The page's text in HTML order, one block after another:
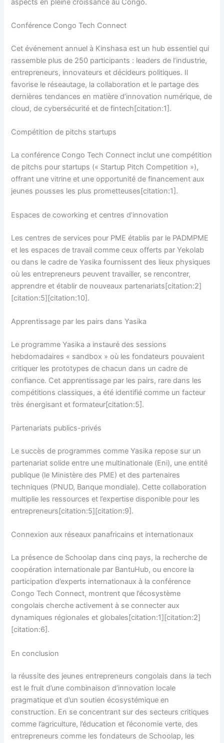
aspects en pleine croissance au Congo.
Conférence Congo Tech Connect
Cet événement annuel à Kinshasa est un hub essentiel qui
rassemble plus de 250 participants : leaders de l’industrie,
entrepreneurs, innovateurs et décideurs politiques. Il
favorise le réseautage, la collaboration et le partage des
dernières tendances en matière d’innovation numérique, de
cloud, de cybersécurité et de fintech[citation:1].
Compétition de pitchs startups
La conférence Congo Tech Connect inclut une compétition
de pitchs pour startups (« Startup Pitch Competition »),
offrant une vitrine et une opportunité de financement aux
jeunes pousses les plus prometteuses[citation:1].
Espaces de coworking et centres d’innovation
Les centres de services pour PME établis par le PADMPME
et les espaces de travail comme ceux offerts par Yekolab
ou dans le cadre de Yasika fournissent des lieux physiques
où les entrepreneurs peuvent travailler, se rencontrer,
apprendre et établir de nouveaux partenariats[citation:2]
[citation:5][citation:10].
Apprentissage par les pairs dans Yasika
Le programme Yasika a instauré des sessions
hebdomadaires « sandbox » où les fondateurs pouvaient
critiquer les prototypes de chacun dans un cadre de
confiance. Cet apprentissage par les pairs, rare dans les
compétitions classiques, a été identifié comme un facteur
très énergisant et formateur[citation:5].
Partenariats publics-privés
Le succès de programmes comme Yasika repose sur un
partenariat solide entre une multinationale (Eni), une entité
publique (le Ministère des PME) et des partenaires
techniques (PNUD, Banque mondiale). Cette collaboration
multiplie les ressources et l’expertise disponible pour les
entrepreneurs[citation:5][citation:9].
Connexion aux réseaux panafricains et internationaux
La présence de Schoolap dans cinq pays, la recherche de
coopération internationale par BantuHub, ou encore la
participation d’experts internationaux à la conférence
Congo Tech Connect, montrent que l’écosystème
congolais cherche activement à se connecter aux
dynamiques régionales et globales[citation:1][citation:2]
[citation:6].
En conclusion
la réussite des jeunes entrepreneurs congolais dans la tech
est le fruit d’une combinaison d’innovation locale
pragmatique et d’un soutien écosystémique en
construction. En se concentrant sur des secteurs critiques
comme l’agriculture, l’éducation et l’économie verte, des
entrepreneurs comme les fondateurs de Schoolap, les